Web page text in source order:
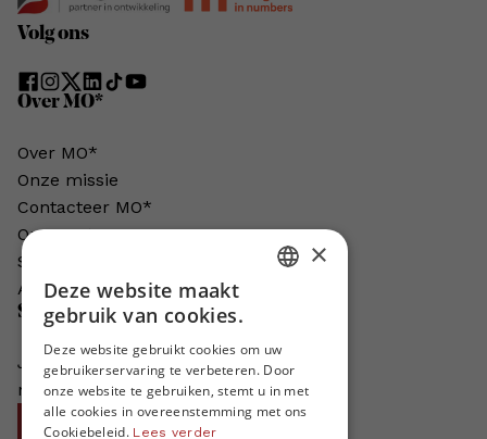
Volg ons
Over MO*
Over MO*
Onze missie
Contacteer MO*
Onze auteurs
Schrijven voor MO*?
Adverteren in MO*
Steun MO*
Je helpt ons groeien. MO* bestaat
niet zonder jouw steun!
ENGLISH
×
Deze website maakt
gebruik van cookies.
Deze website gebruikt cookies om uw
gebruikerservaring te verbeteren. Door
onze website te gebruiken, stemt u in met
alle cookies in overeenstemming met ons
Cookiebeleid. Lees verder